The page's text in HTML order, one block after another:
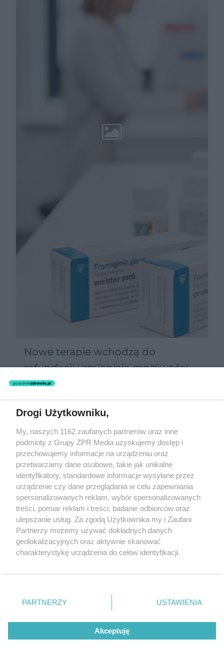
Nowe terapie wchodzą do
refundacji i zmieniają możliwości
leczenia. Chorzy na raka oraz
Drogi Użytkowniku,
My, naszych 1162 zaufanych partnerów oraz inne
podmioty z Grupy ZPR Media uzyskujemy dostęp i
przechowujemy informacje na urządzeniu oraz
przetwarzamy dane osobowe, takie jak unikalne
identyfikatory, standardowe informacje wysyłane przez
urządzenie czy dane przeglądania w celu zapewniania
spersonalizowanych reklam, wybór spersonalizowanych
treści, pomiar reklam i treści, badanie odbiorców oraz
ulepszanie usług. Za zgodą Użytkownika my i Zaufani
Partnerzy możemy używać dokładnych danych
geolokalizacyjnych oraz aktywnie skanować
charakterystykę urządzenia do celów identyfikacji.
zmienić/wycofać klikając przycisk ustawień prywatności
znajdujący się w lewym dolnym rogu strony
rodzaje przetwarzania danych nie wymagają zgody
użytkownika, ale masz prawo sprzeciwić się takiemu
przetwarzaniu. Preferencje będą miały zastosowanie tylko
PARTNERZY USTAWIENIA
Akceptuję